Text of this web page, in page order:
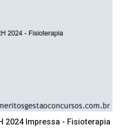
2024 Impressa - Fisioterapia